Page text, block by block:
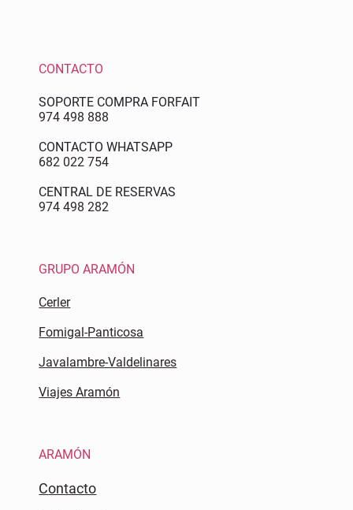
CONTACTO
SOPORTE COMPRA FORFAIT
974 498 888
CONTACTO WHATSAPP
682 022 754
CENTRAL DE RESERVAS
974 498 282
GRUPO ARAMÓN
Cerler
Fomigal-Panticosa
Javalambre-Valdelinares
Viajes Aramón
ARAMÓN
Contacto